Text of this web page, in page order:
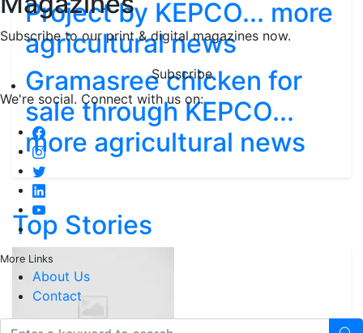
Subscribe to our print & digital magazines now.
Subscribe
We're social. Connect with us on:
More Links
About Us
Contact
Project by KEPCO... more
agricultural news
Gramasree chicken for
sale through KEPCO...
more agricultural news
Top Stories